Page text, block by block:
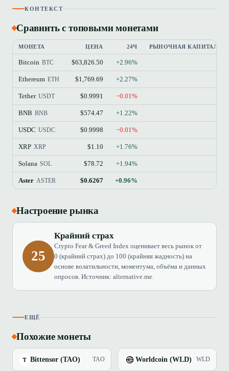
КОНТЕКСТ
Сравнить с топовыми монетами
МОНЕТА ЦЕНА 24Ч РЫНОЧНАЯ
Bitcoin BTC $63,826.50 +2.96%
Ethereum ETH $1,769.69 +2.27%
Tether USDT $0.9991 −0.01%
BNB BNB $574.47 +1.22%
USDC USDC $0.9998 −0.01%
XRP XRP $1.10 +1.76%
Solana SOL $78.72 +1.94%
Aster ASTER $0.6267 +0.96%
Настроение рынка
25
Крайний страх
Crypto Fear & Greed Index оценивает весь рынок от
0 (крайний страх) до 100 (крайняя жадность) на
основе волатильности, моментума, объёма и данных
опросов. Источник: alternative.me.
ЕЩЁ
Похожие монеты
Bittensor (TAO) TAO Worldcoin (WLD) WLD